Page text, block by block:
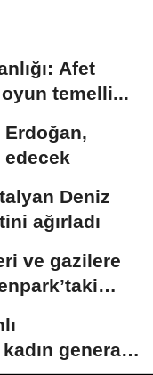
Afet
oyun temelli...
Erdoğan,
Deniz
ağırladı
ve gazilere
general